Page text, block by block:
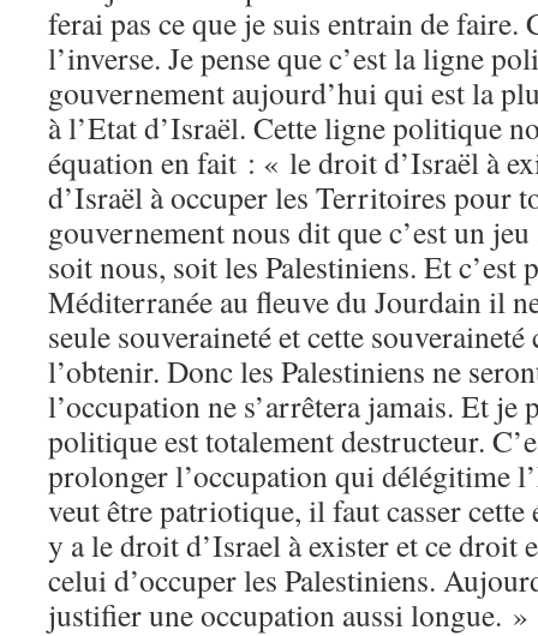
ferai pas ce que je suis entrain de faire.
l’inverse. Je pense que c’est la ligne
gouvernement aujourd’hui qui est la
à l’Etat d’Israël. Cette ligne politique
équation en fait : « le droit d’Israël à
d’Israël à occuper les Territoires pour
gouvernement nous dit que c’est un
soit nous, soit les Palestiniens. Et c’est
Méditerranée au fleuve du Jourdain il
seule souveraineté et cette souveraineté
l’obtenir. Donc les Palestiniens ne
l’occupation ne s’arrêtera jamais. Et je
politique est totalement destructeur.
prolonger l’occupation qui délégitime
veut être patriotique, il faut casser
y a le droit d’Israel à exister et ce droit
celui d’occuper les Palestiniens.
justifier une occupation aussi longue. »